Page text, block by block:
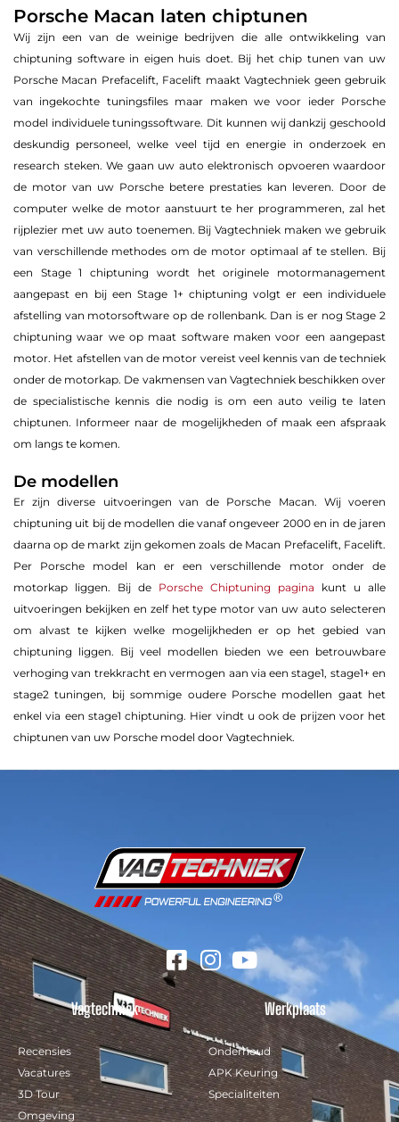
Porsche Macan laten chiptunen
Wij zijn een van de weinige bedrijven die alle ontwikkeling van
chiptuning software in eigen huis doet. Bij het chip tunen van uw
Porsche Macan Prefacelift, Facelift maakt Vagtechniek geen gebruik
van ingekochte tuningsfiles maar maken we voor ieder Porsche
model individuele tuningssoftware. Dit kunnen wij dankzij geschoold
deskundig personeel, welke veel tijd en energie in onderzoek en
research steken. We gaan uw auto elektronisch opvoeren waardoor
de motor van uw Porsche betere prestaties kan leveren. Door de
computer welke de motor aanstuurt te her programmeren, zal het
rijplezier met uw auto toenemen. Bij Vagtechniek maken we gebruik
van verschillende methodes om de motor optimaal af te stellen. Bij
een Stage 1 chiptuning wordt het originele motormanagement
aangepast en bij een Stage 1+ chiptuning volgt er een individuele
afstelling van motorsoftware op de rollenbank. Dan is er nog Stage 2
chiptuning waar we op maat software maken voor een aangepast
motor. Het afstellen van de motor vereist veel kennis van de techniek
onder de motorkap. De vakmensen van Vagtechniek beschikken over
de specialistische kennis die nodig is om een auto veilig te laten
chiptunen. Informeer naar de mogelijkheden of maak een afspraak
om langs te komen.
De modellen
Er zijn diverse uitvoeringen van de Porsche Macan. Wij voeren
chiptuning uit bij de modellen die vanaf ongeveer 2000 en in de jaren
daarna op de markt zijn gekomen zoals de Macan Prefacelift, Facelift.
Per Porsche model kan er een verschillende motor onder de
motorkap liggen. Bij de Porsche Chiptuning pagina kunt u alle
uitvoeringen bekijken en zelf het type motor van uw auto selecteren
om alvast te kijken welke mogelijkheden er op het gebied van
chiptuning liggen. Bij veel modellen bieden we een betrouwbare
verhoging van trekkracht en vermogen aan via een stage1, stage1+ en
stage2 tuningen, bij sommige oudere Porsche modellen gaat het
enkel via een stage1 chiptuning. Hier vindt u ook de prijzen voor het
chiptunen van uw Porsche model door Vagtechniek.
Vagtechniek
Recensies
Vacatures
3D Tour
Omgeving
Werkplaats
Onderhoud
APK Keuring
Specialiteiten